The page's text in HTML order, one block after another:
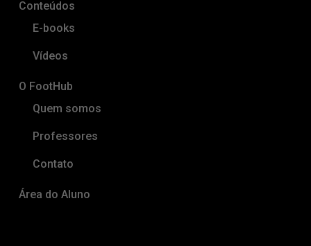
Conteúdos
E-books
Vídeos
O FootHub
Quem somos
Professores
Contato
Área do Aluno